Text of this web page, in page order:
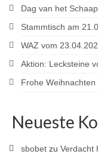
Sponsoren
Dag van het Schaap
Stammtisch am
WAZ vom
Aktion: Lecksteine
Frohe
Neueste
sbobet zu Verdacht